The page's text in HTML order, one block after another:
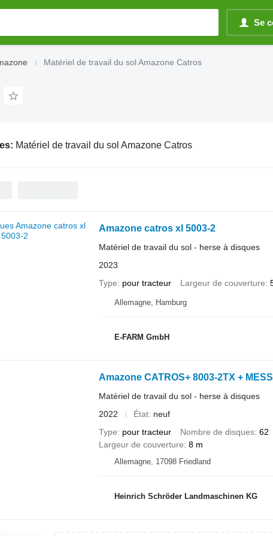
Se
Matériel de travail du sol Amazone Catros
Matériel de travail du sol Amazone Catros
Amazone catros xl 5003-2
Matériel de travail du sol - herse à disques
2023
Type
pour tracteur Largeur de couverture
Allemagne, Hamburg
E-FARM GmbH
Amazone CATROS+ 8003-2TX +
Matériel de travail du sol - herse à disques
2022
État neuf
Type
pour tracteur Nombre de disques 62
Largeur de couverture 8 m
Allemagne, 17098 Friedland
Heinrich Schröder Landmaschinen KG